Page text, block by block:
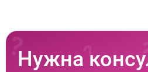
Нужна